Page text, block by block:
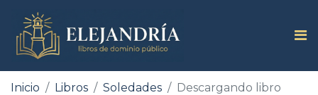
Inicio Libros Soledades Descargando libro